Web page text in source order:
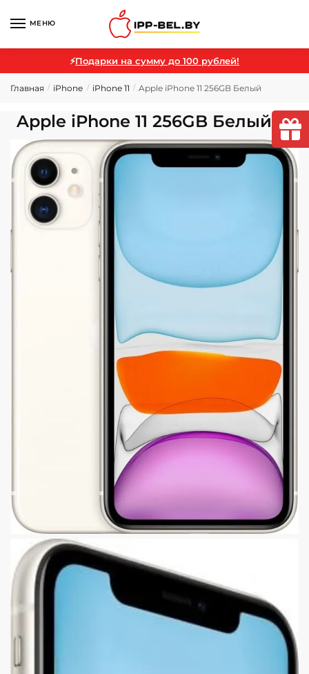
МЕНЮ
⚡Подарки на сумму до 100 рублей!
Главная / iPhone / iPhone 11 / Apple iPhone 11 256GB Белый
Apple iPhone 11 256GB Белый